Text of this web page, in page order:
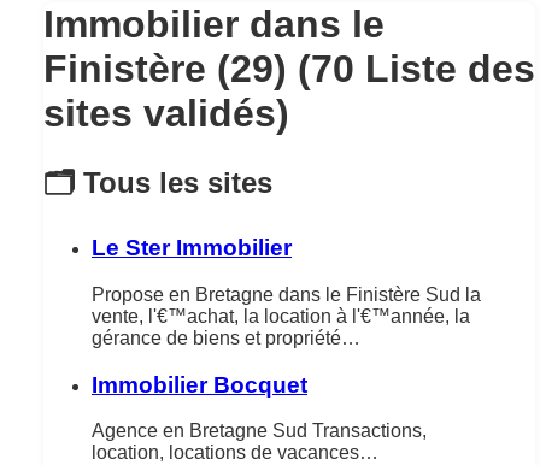
Immobilier dans le
Finistère (29) (70 Liste des
sites validés)
🗂️ Tous les sites
Le Ster Immobilier
Propose en Bretagne dans le Finistère Sud la
vente, l'€™achat, la location à l'€™année, la
gérance de biens et propriété…
Immobilier Bocquet
Agence en Bretagne Sud Transactions,
location, locations de vacances…